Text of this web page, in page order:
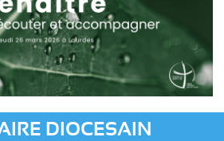
DIOCESAIN